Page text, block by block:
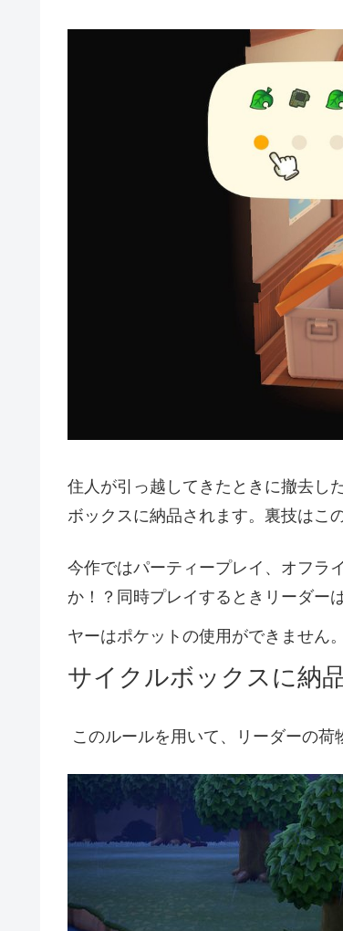
住人が引っ越してきたときに撤去し
ボックスに納品されます。裏技はこ
今作ではパーティープレイ、オフラ
か！？同時プレイするときリーダー
ヤーはポケットの使用ができません。
サイクルボックスに納
このルールを用いて、リーダーの